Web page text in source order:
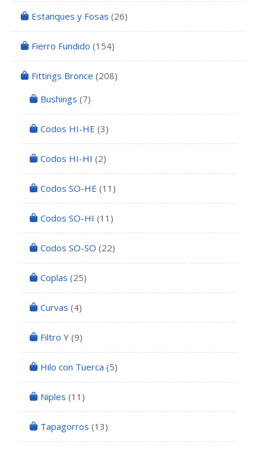
Estanques y Fosas (26)
Fierro Fundido (154)
Fittings Bronce (208)
Bushings (7)
Codos HI-HE (3)
Codos HI-HI (2)
Codos SO-HE (11)
Codos SO-HI (11)
Codos SO-SO (22)
Coplas (25)
Curvas (4)
Filtro Y (9)
Hilo con Tuerca (5)
Niples (11)
Tapagorros (13)